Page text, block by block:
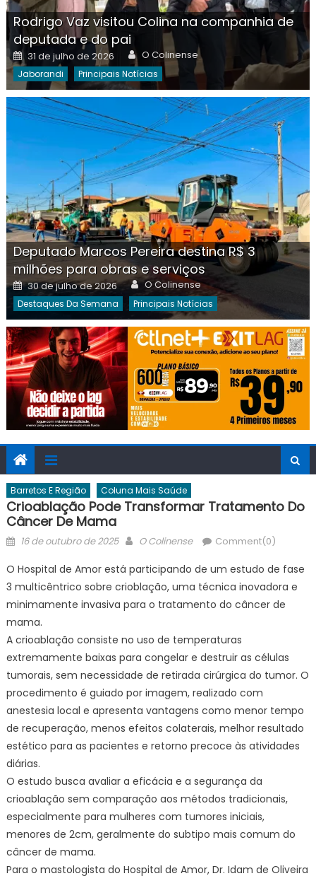
Rodrigo Vaz visitou Colina na companhia de
deputada e do pai
Posted
on
31 de julho de 2026 Author
O Colinense
Jaborandi Principais Notícias
Deputado Marcos Pereira destina R$ 3
milhões para obras e serviços
Posted
on
30 de julho de 2026 Author
O Colinense
Destaques Da Semana Principais Notícias
Barretos E Região Coluna Mais Saúde
Crioablação Pode Transformar Tratamento Do
Câncer De Mama
Posted
16 de outubro de 2025 Author
O Colinense Comment(0)
O Hospital de Amor está participando de um estudo de fase
3 multicêntrico sobre crioblação, uma técnica inovadora e
minimamente invasiva para o tratamento do câncer de
mama.
A crioablação consiste no uso de temperaturas
extremamente baixas para congelar e destruir as células
tumorais, sem necessidade de retirada cirúrgica do tumor. O
procedimento é guiado por imagem, realizado com
anestesia local e apresenta vantagens como menor tempo
de recuperação, menos efeitos colaterais, melhor resultado
estético para as pacientes e retorno precoce às atividades
diárias.
O estudo busca avaliar a eficácia e a segurança da
crioablação sem comparação aos métodos tradicionais,
especialmente para mulheres com tumores iniciais,
menores de 2cm, geralmente do subtipo mais comum do
câncer de mama.
Para o mastologista do Hospital de Amor, Dr. Idam de Oliveira